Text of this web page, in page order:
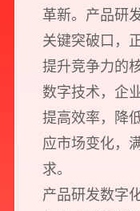
革新。产品研
关键突破口，
提升竞争力的
数字技术，企
提高效率，降
应市场变化，
求。
产品研发数字